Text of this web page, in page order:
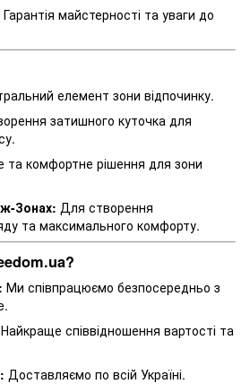
Гарантія майстерності та уваги до
елемент зони відпочинку.
затишного куточка для
та комфортне рішення для зони
Зонах: Для створення
та максимального комфорту.
Ми співпрацюємо безпосередньо з
Найкраще співвідношення вартості та
Доставляємо по всій Україні.